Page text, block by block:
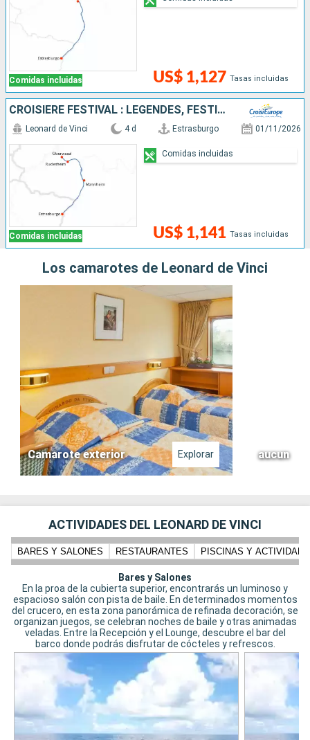
Comidas incluidas US$ 1,127 Tasas incluidas
CROISIÈRE FESTIVAL : LÉGENDES, FESTIVITÉS ET GOURMANDISES SUR LE RHIN ROMANTIQUE
Comidas incluidas
Leonard de Vinci 4 d Estrasburgo 01/11/2026
US$ 1,141 Tasas incluidas
Comidas incluidas
Los camarotes de Leonard de Vinci
Camarote exterior Explorar aucun
ACTIVIDADES DEL LEONARD DE VINCI
BARES Y SALONES RESTAURANTES PISCINAS Y
Bares y Salones
En la proa de la cubierta superior, encontrarás un luminoso y
espacioso salón con pista de baile. En determinados momentos
del crucero, en esta zona panorámica de refinada decoración, se
organizan juegos, se celebran noches de baile y otras animadas
veladas. Entre la Recepción y el Lounge, descubre el bar del
barco donde podrás disfrutar de cócteles y refrescos.